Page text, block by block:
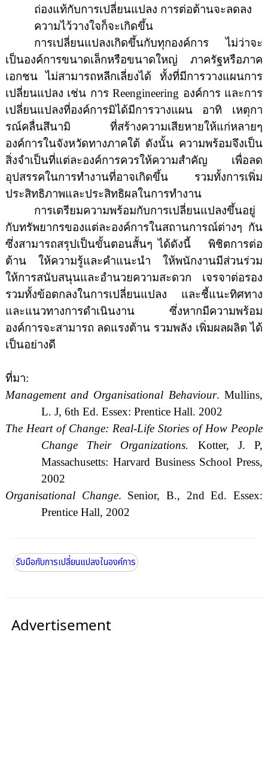
ถ่องแท้กับการเปลี่ยนแปลง การต่อต้านจะลดลง
ความไว้วางใจก็จะเกิดขึ้น
การเปลี่ยนแปลงเกิดขึ้นกับทุกองค์การ ไม่ว่าจะ
เป็นองค์การขนาดเล็กหรือขนาดใหญ่ ภาครัฐหรือภาค
เอกชน ไม่สามารถหลีกเลี่ยงได้ ทั้งที่มีการวางแผนการ
เปลี่ยนแปลง เช่น การReengineering องค์การ และการ
เปลี่ยนแปลงที่องค์การมิได้มีการวางแผน อาทิ เหตุกา
รณ์คลื่นสึนามิ ที่สร้างความเสียหายให้แก่หลายๆ
องค์การในจังหวัดทางภาคใต้ ดังนั้น ความพร้อมจึงเป็น
สิ่งจำเป็นที่แต่ละองค์การควรให้ความสำคัญ เพื่อลด
อุปสรรคในการทำงานที่อาจเกิดขึ้น รวมทั้งการเพิ่ม
ประสิทธิภาพและประสิทธิผลในการทำงาน
การเตรียมความพร้อมกับการเปลี่ยนแปลงขึ้นอยู่
กับทรัพยากรของแต่ละองค์การในสถานการณ์ต่างๆ กัน
ซึ่งสามารถสรุปเป็นขั้นตอนสั้นๆ ได้ดังนี้
พิชิตการต่อ
ต้าน ให้ความรู้และคำแนะนำ
ให้พนักงานมีส่วนร่วม
ให้การสนับสนุนและอำนวยความสะดวก เจรจาต่อรอง
รวมทั้งข้อตกลงในการเปลี่ยนแปลง และชี้แนะทิศทาง
และแนวทางการดำเนินงาน ซึ่งหากมีความพร้อม
องค์การจะสามารถ ลดแรงต้าน รวมพลัง เพิ่มผลผลิต ได้
เป็นอย่างดี
ที่มา:
Management and Organisational Behaviour. Mullins,
L. J, 6th Ed. Essex: Prentice Hall. 2002
The Heart of Change: Real-Life Stories of How People
Change Their Organizations.
Kotter, J. P,
Massachusetts: Harvard Business School Press,
2002
Organisational Change. Senior, B., 2nd Ed. Essex:
Prentice Hall, 2002
รับมือกับการเปลี่ยนแปลงในองค์การ
Advertisement